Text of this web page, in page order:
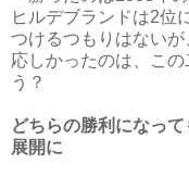
ヒルデブランドは2位
つけるつもりはない
応しかったのは、こ
う？
どちらの勝利になっ
展開に